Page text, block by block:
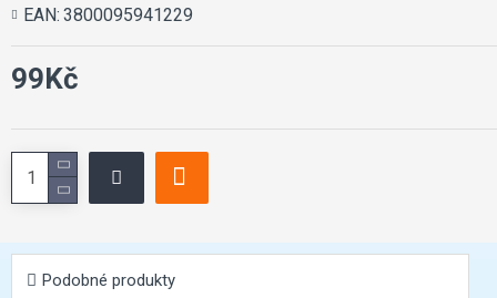
EAN: 3800095941229
99Kč
Podobné produkty